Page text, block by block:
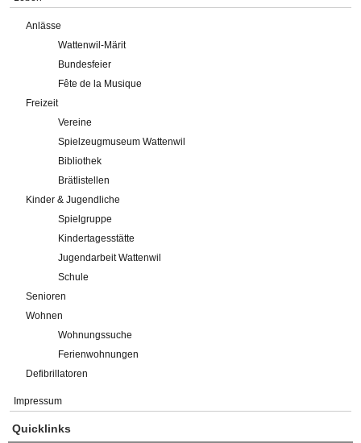
Anlässe
Wattenwil-Märit
Bundesfeier
Fête de la Musique
Freizeit
Vereine
Spielzeugmuseum Wattenwil
Bibliothek
Brätlistellen
Kinder & Jugendliche
Spielgruppe
Kindertagesstätte
Jugendarbeit Wattenwil
Schule
Senioren
Wohnen
Wohnungssuche
Ferienwohnungen
Defibrillatoren
Impressum
Quicklinks